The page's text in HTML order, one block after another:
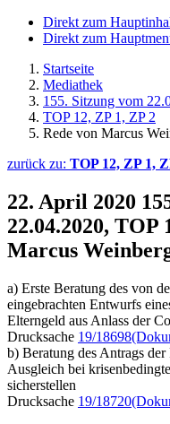
Direkt zum
Direkt zum
Startseite
Mediathek
155. Sitzung vom
TOP 12, ZP 1, ZP 2
Rede von Marcus
zurück zu: TOP 12, ZP 1,
22. April 2020
22.04.2020, TOP
Marcus
a) Erste Beratung des von
eingebrachten Entwurfs
Elterngeld aus Anlass der
Drucksache 19/18698
b) Beratung des Antrags
Ausgleich bei
sicherstellen
Drucksache 19/18720